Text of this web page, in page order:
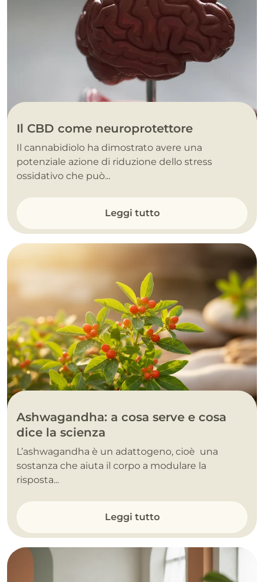
Il CBD come neuroprotettore
Il cannabidiolo ha dimostrato avere una
potenziale azione di riduzione dello stress
ossidativo che può...
Leggi tutto
Ashwagandha: a cosa serve e cosa
dice la scienza
L’ashwagandha è un adattogeno, cioè una
sostanza che aiuta il corpo a modulare la
risposta...
Leggi tutto